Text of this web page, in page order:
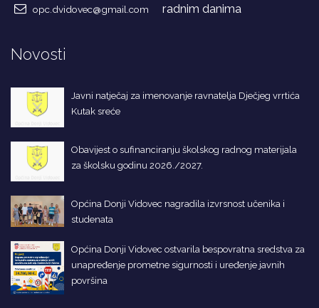
opc.dvidovec@gmail.com
radnim danima
Novosti
Javni natječaj za imenovanje ravnatelja Dječjeg vrrtića
Kutak sreće
Obavijest o sufinanciranju školskog radnog materijala
za školsku godinu 2026./2027.
Općina Donji Vidovec nagradila izvrsnost učenika i
studenata
Općina Donji Vidovec ostvarila bespovratna sredstva za
unapređenje prometne sigurnosti i uređenje javnih
površina